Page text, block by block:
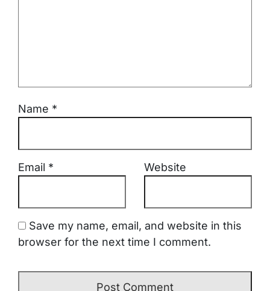
Name *
Email * Website
Save my name, email, and website in this
browser for the next time I comment.